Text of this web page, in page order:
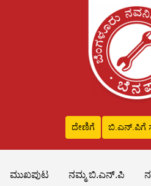
ದೇಣಿಗೆ ಬಿ.ಎನ್‌.ಪಿಗೆ
ಮುಖಪುಟ
ನಮ್ಮ ಬಿ.ಎನ್.ಪಿ